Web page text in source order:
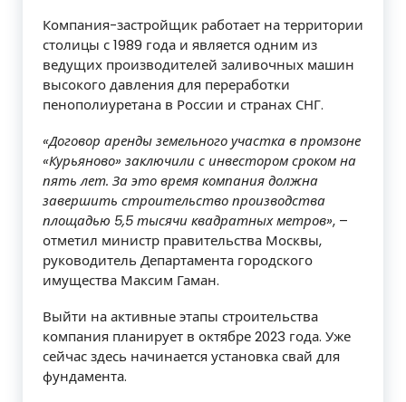
Компания-застройщик работает на территории
столицы с 1989 года и является одним из
ведущих производителей заливочных машин
высокого давления для переработки
пенополиуретана в России и странах СНГ.
«Договор аренды земельного участка в промзоне
«Курьяново» заключили с инвестором сроком на
пять лет. За это время компания должна
завершить строительство производства
площадью 5,5 тысячи квадратных метров», –
отметил министр правительства Москвы,
руководитель Департамента городского
имущества Максим Гаман.
Выйти на активные этапы строительства
компания планирует в октябре 2023 года. Уже
сейчас здесь начинается установка свай для
фундамента.